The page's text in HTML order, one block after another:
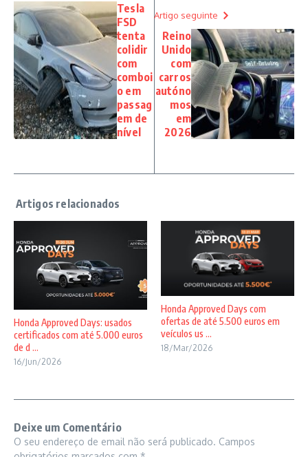
Tesla
FSD
tenta
colidir
com
comboi
o em
passag
em de
nível
Artigo seguinte
Reino
Unido
com
carros
autóno
mos
em
2026
Honda Approved Days: usados
certificados com até 5.000 euros
de d ...
16/Jun/2026
Honda Approved Days com
ofertas de até 5.500 euros em
veículos us ...
18/Mar/2026
Deixe um Comentário
O seu endereço de email não será publicado. Campos